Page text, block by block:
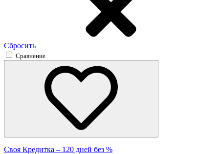
Сбросить
Сравнение
Своя Кредитка – 120 дней без %